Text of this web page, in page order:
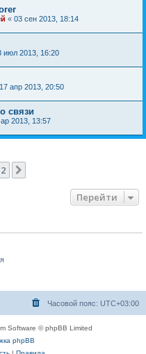
« 03 сен 2013, 18:14
июл 2013, 16:20
17 апр 2013, 20:50
связи
2013, 13:57
2
Перейти
Часовой пояс: UTC+03:00
Software © phpBB Limited
phpBB